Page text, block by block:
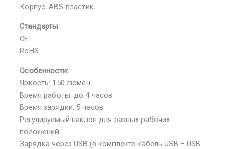
Корпус: ABS-пластик
Стандарты:
CE
RoHS
Особенности:
Яркость: 150 люмен
Время работы: до 4 часов
Время зарядки: 5 часов
Регулируемый наклон для разных рабочих
положений
Зарядка через USB (в комплекте кабель USB – USB